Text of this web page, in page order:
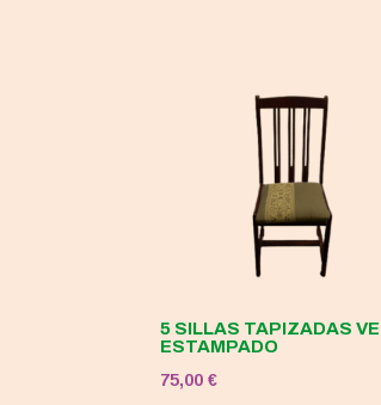
5 SILLAS TAPIZADAS
ESTAMPADO
75,00€